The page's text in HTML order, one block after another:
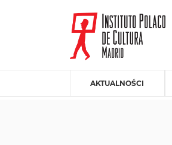
AKTUALNOŚCI